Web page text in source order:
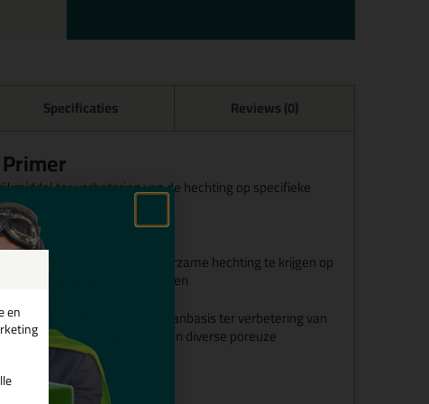
Specificaties Reviews (0)
ter verbetering van de hechting op specifieke
Q?
voorbehandeling om een duurzame hechting te krijgen op
en diverse gevelplaatsystemen
op polyurethaanbasis ter verbetering van
op o.a. Equitone Tectiva en diverse poreuze
en